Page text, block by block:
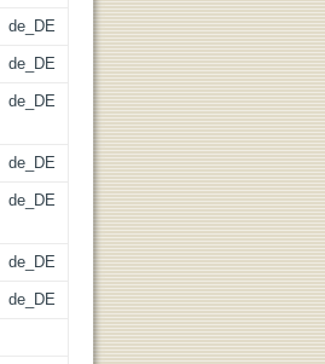
de_DE
de_DE
de_DE
de_DE
de_DE
de_DE
de_DE